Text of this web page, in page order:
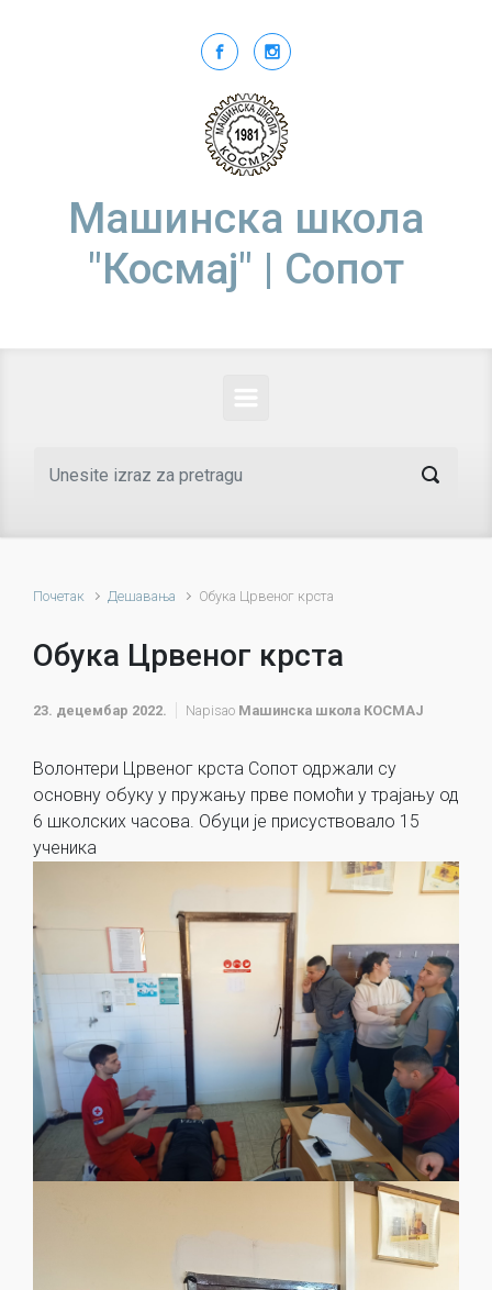
Машинска школа
"Космај" | Сопот
Почетак Дешавања Обука Црвеног крста
Обука Црвеног крста
23. децембар 2022. Napisao Машинска школа КОСМАЈ
Волонтери Црвеног крста Сопот одржали су
основну обуку у пружању прве помоћи у трајању од
6 школских часова. Обуци је присуствовало 15
ученика